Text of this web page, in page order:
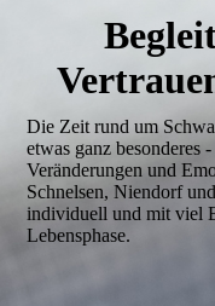
Die Zeit rund um
etwas ganz besonderes
Veränderungen und
Schnelsen, Niendorf
individuell und mit viel
Lebensphase.